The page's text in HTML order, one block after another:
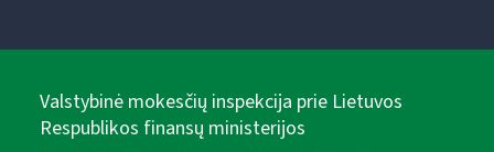
Valstybinė mokesčių inspekcija prie Lietuvos
Respublikos finansų ministerijos